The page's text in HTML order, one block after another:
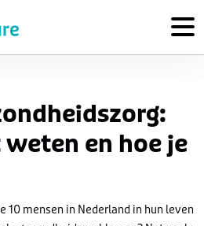
en hoe je
10 mensen in Nederland in hun leven